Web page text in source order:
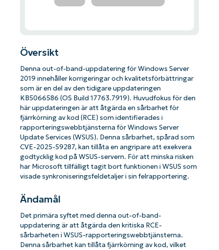
Översikt
Denna out-of-band-uppdatering för Windows Server
2019 innehåller korrigeringar och kvalitetsförbättringar
som är en del av den tidigare uppdateringen
KB5066586 (OS Build 17763.7919). Huvudfokus för den
här uppdateringen är att åtgärda en sårbarhet för
fjärrkörning av kod (RCE) som identifierades i
rapporteringswebbtjänsterna för Windows Server
Update Services (WSUS). Denna sårbarhet, spårad som
CVE-2025-59287, kan tillåta en angripare att exekvera
godtycklig kod på WSUS-servern. För att minska risken
har Microsoft tillfälligt tagit bort funktionen i WSUS som
visade synkroniseringsfeldetaljer i sin felrapportering.
Ändamål
Det primära syftet med denna out-of-band-
uppdatering är att åtgärda den kritiska RCE-
sårbarheten i WSUS-rapporteringswebbtjänsterna.
Denna sårbarhet kan tillåta fjärrkörning av kod, vilket